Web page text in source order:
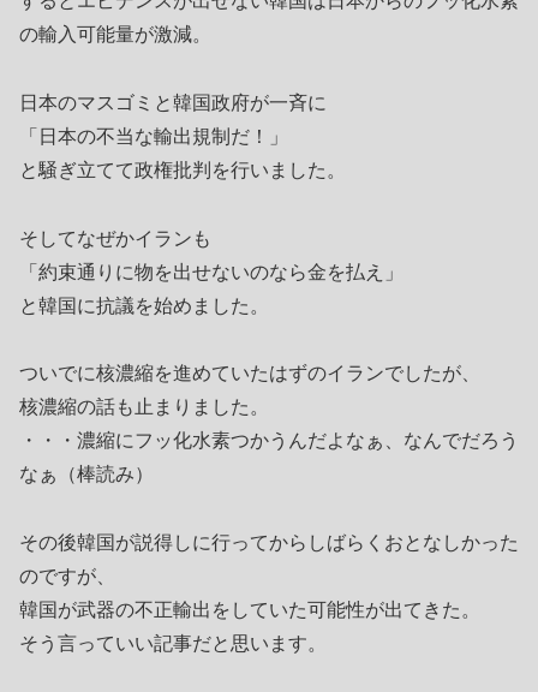
の輸入可能量が激減。
日本のマスゴミと韓国政府が一斉に
「日本の不当な輸出規制だ！」
と騒ぎ立てて政権批判を行いました。
そしてなぜかイランも
「約束通りに物を出せないのなら金を払え」
と韓国に抗議を始めました。
ついでに核濃縮を進めていたはずのイランでしたが、
核濃縮の話も止まりました。
・・・濃縮にフッ化水素つかうんだよなぁ、なんでだろう
なぁ（棒読み）
その後韓国が説得しに行ってからしばらくおとなしかった
のですが、
韓国が武器の不正輸出をしていた可能性が出てきた。
そう言っていい記事だと思います。